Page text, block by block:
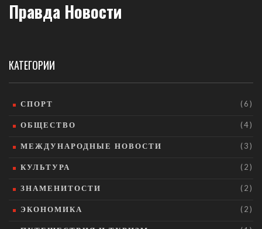
Правда Новости
КАТЕГОРИИ
СПОРТ (6)
ОБЩЕСТВО (4)
МЕЖДУНАРОДНЫЕ НОВОСТИ (3)
КУЛЬТУРА (2)
ЗНАМЕНИТОСТИ (2)
ЭКОНОМИКА (2)